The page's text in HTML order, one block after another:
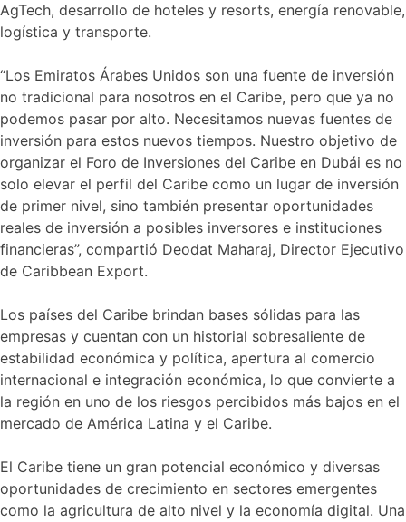
AgTech, desarrollo de hoteles y resorts, energía renovable,
logística y transporte.
“Los Emiratos Árabes Unidos son una fuente de inversión
no tradicional para nosotros en el Caribe, pero que ya no
podemos pasar por alto. Necesitamos nuevas fuentes de
inversión para estos nuevos tiempos. Nuestro objetivo de
organizar el Foro de Inversiones del Caribe en Dubái es no
solo elevar el perfil del Caribe como un lugar de inversión
de primer nivel, sino también presentar oportunidades
reales de inversión a posibles inversores e instituciones
financieras”, compartió Deodat Maharaj, Director Ejecutivo
de Caribbean Export.
Los países del Caribe brindan bases sólidas para las
empresas y cuentan con un historial sobresaliente de
estabilidad económica y política, apertura al comercio
internacional e integración económica, lo que convierte a
la región en uno de los riesgos percibidos más bajos en el
mercado de América Latina y el Caribe.
El Caribe tiene un gran potencial económico y diversas
oportunidades de crecimiento en sectores emergentes
como la agricultura de alto nivel y la economía digital. Una